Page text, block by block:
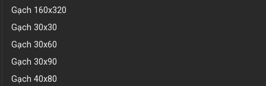
Gạch 160x320
Gạch 30x30
Gạch 30x60
Gạch 30x90
Gạch 40x80